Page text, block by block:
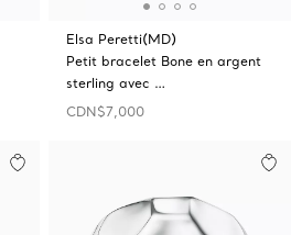
Elsa Peretti(MD)
Petit bracelet Bone en argent
sterling avec …
CDN$7,000